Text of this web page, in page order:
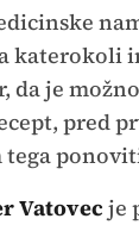
katerokoli
je
pred
Vatovec je